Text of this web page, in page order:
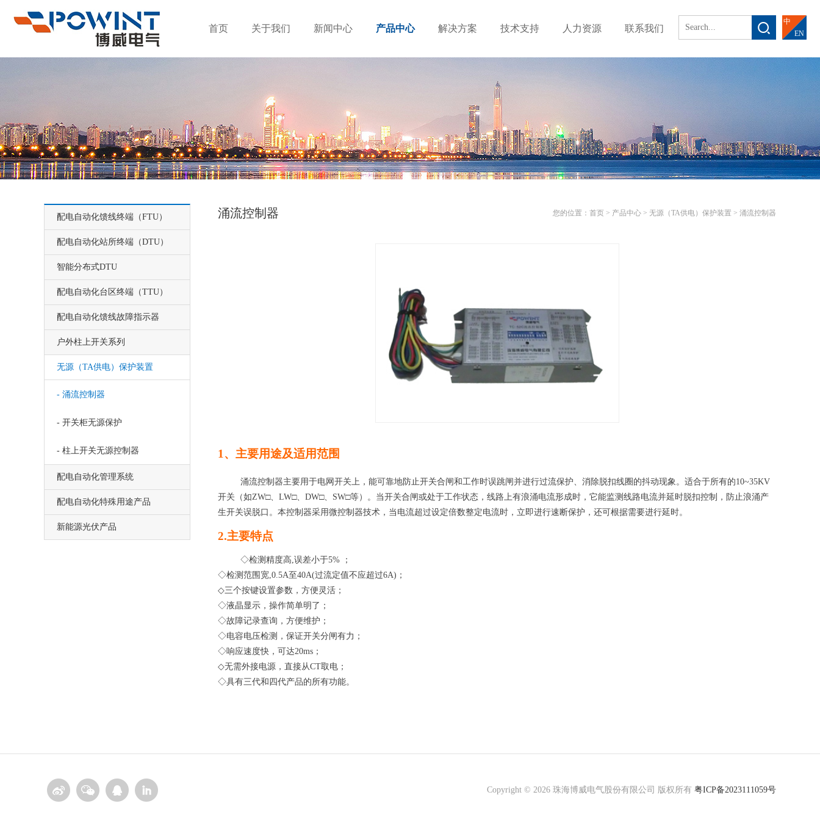
中
EN
首页 关于我们 新闻中心 产品中心 解决方案 技术支持 人力资源 联系我们
配电自动化馈线终端（FTU）
配电自动化站所终端（DTU）
智能分布式DTU
配电自动化台区终端（TTU）
配电自动化馈线故障指示器
户外柱上开关系列
无源（TA供电）保护装置
- 涌流控制器
- 开关柜无源保护
- 柱上开关无源控制器
配电自动化管理系统
配电自动化特殊用途产品
新能源光伏产品
涌流控制器 您的位置： 首页 > 产品中心 > 无源（TA供电）保护装置 > 涌流控制器
1、 主要用途及适用范围
涌流控制器主要用于电网开关上，能可靠地防止开关合闸和工作时误跳闸并进行过流保护、消除脱扣线圈的抖动现象。适合于所有的10~35KV
开关（如ZW□、 LW□、 DW□、 SW□等）。当开关合闸或处于工作状态，线路上有浪涌电流形成时，它能监测线路电流并延时脱扣控制，防止浪涌产
生开关误脱口。本控制器采用微控制器技术，当电流超过设定倍数整定电流时，立即进行速断保护，还可根据需要进行延时。
2.主要特点
◇检测精度高 ,误差小于5%
；
◇检测范围宽 ,0.5A至40A(过流定值不应超过6A) ；
◇三个按键设置参数，方便灵活；
◇液晶显示，操作简单明了；
◇故障记录查询，方便维护；
◇电容电压检测，保证开关分闸有力；
◇响应速度快，可达20ms ；
◇无需外接电源，直接从CT取电；
◇具有三代和四代产品的所有功能。
Copyright © 2026 珠海博威电气股份有限公司 版权所有 粤ICP备2023111059号